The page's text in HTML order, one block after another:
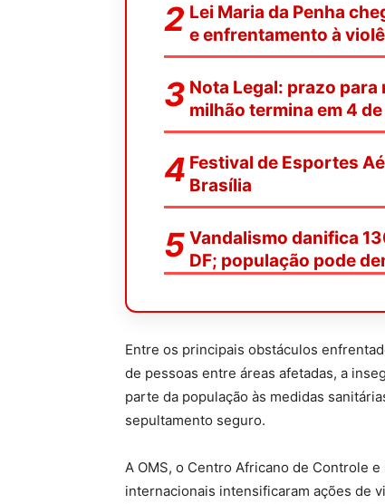
Lei Maria da Penha
e enfrentamento à
Nota Legal: prazo
milhão termina em 4
Festival de Esportes
Brasília
Vandalismo danifica
DF; população pode
Entre os principais obstáculos
de pessoas entre áreas afetadas, a
parte da população às medidas
sepultamento seguro.
A OMS, o Centro Africano de Controle
internacionais intensificaram ações de